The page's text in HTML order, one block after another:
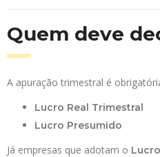
Quem deve
A apuração trimestral é
Lucro Real Trimestral
Lucro Presumido
Já empresas que adotam o